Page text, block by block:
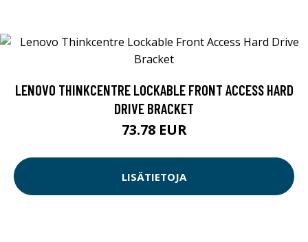
LENOVO THINKCENTRE LOCKABLE FRONT ACCESS HARD
DRIVE BRACKET
73.78 EUR
LISÄTIETOJA